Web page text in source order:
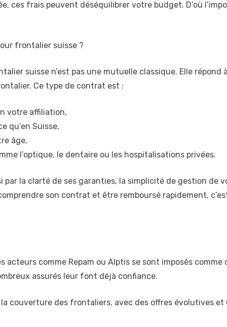
ces frais peuvent déséquilibrer votre budget. D’où
frontalier suisse ?
suisse n’est pas une mutuelle classique. Elle répond
Ce type de contrat est :
votre affiliation,
qu’en Suisse,
âge,
l’optique, le dentaire ou les hospitalisations privées.
la clarté de ses garanties, la simplicité de gestion de
son contrat et être remboursé rapidement,
comme Repam ou Alptis se sont imposés
assurés leur font déjà confiance.
couverture des frontaliers, avec des offres évolutives